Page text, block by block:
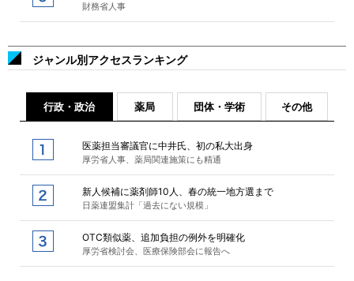
財務省人事
ジャンル別アクセスランキング
行政・政治 薬局 団体・学術 その他
医薬担当審議官に中井氏、初の私大出身
厚労省人事、薬局関連施策にも精通
新人候補に薬剤師10人、春の統一地方選まで
日薬連盟集計「過去にない規模」
OTC類似薬、追加負担の例外を明確化
厚労省検討会、医療保険部会に報告へ